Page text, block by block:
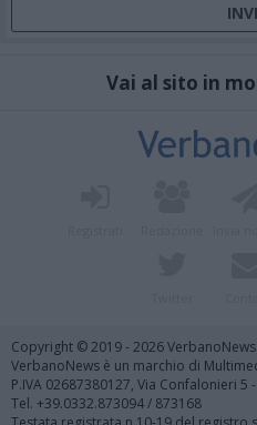
Vai al sito in
Copyright © 2019 - 2026
VerbanoNews è un marchio di
P.IVA 02687380127, Via Confalonieri 5
Tel. +39.0332.873094 / 873168